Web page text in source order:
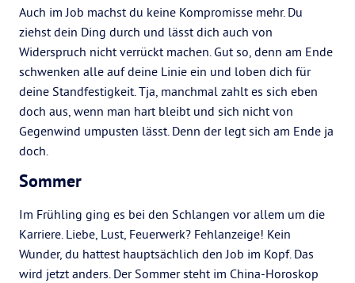
Auch im Job machst du keine Kompromisse mehr. Du
ziehst dein Ding durch und lässt dich auch von
Widerspruch nicht verrückt machen. Gut so, denn am Ende
schwenken alle auf deine Linie ein und loben dich für
deine Standfestigkeit. Tja, manchmal zahlt es sich eben
doch aus, wenn man hart bleibt und sich nicht von
Gegenwind umpusten lässt. Denn der legt sich am Ende ja
doch.
Sommer
Im Frühling ging es bei den Schlangen vor allem um die
Karriere. Liebe, Lust, Feuerwerk? Fehlanzeige! Kein
Wunder, du hattest hauptsächlich den Job im Kopf. Das
wird jetzt anders. Der Sommer steht im China-Horoskop